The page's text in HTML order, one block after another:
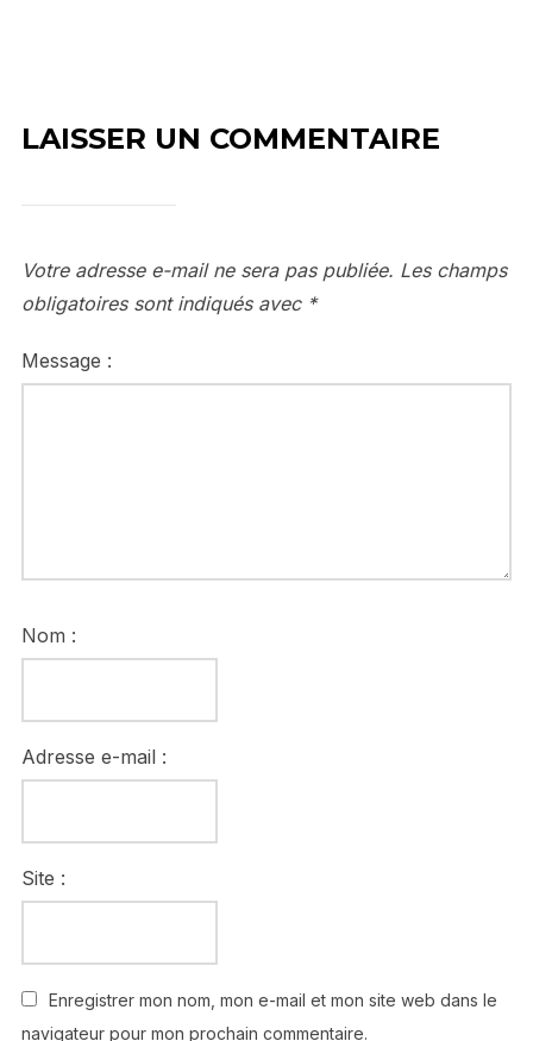
LAISSER UN COMMENTAIRE
Votre adresse e-mail ne sera pas publiée. Les champs
obligatoires sont indiqués avec *
Message :
Nom :
Adresse e-mail :
Site :
Enregistrer mon nom, mon e-mail et mon site web dans le
navigateur pour mon prochain commentaire.